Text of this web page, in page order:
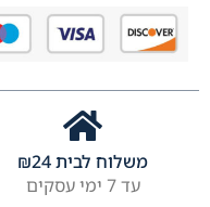
משלוח לבית ₪24
עד 7 ימי עסקים